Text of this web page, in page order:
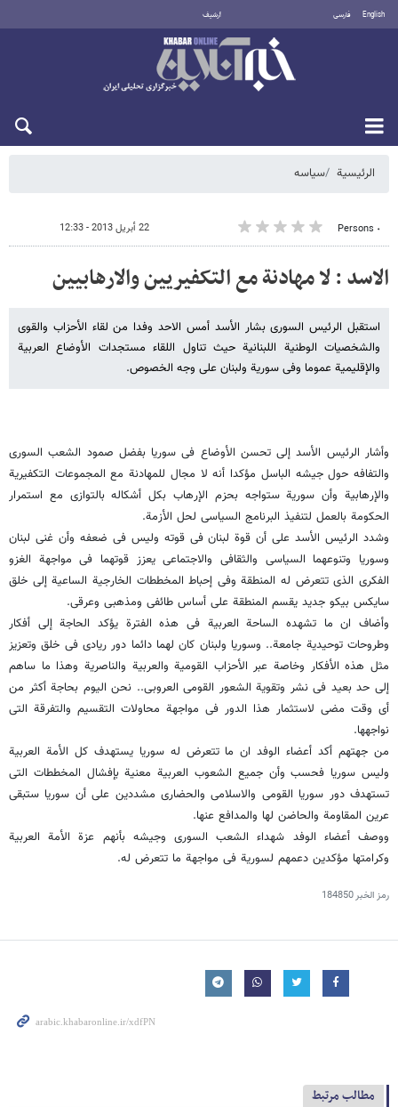
English فارسی أرشيف
الرئيسية سیاسه
٠ Persons 22 أبريل 2013 - 12:33
الاسد : لا مهادنة مع التکفیریین والارهابیین
استقبل الرئیس السوری بشار الأسد أمس الاحد وفدا من لقاء الأحزاب والقوى
والشخصیات الوطنیة اللبنانیة حیث تناول اللقاء مستجدات الأوضاع العربیة
والإقلیمیة عموما وفی سوریة ولبنان على وجه الخصوص.
وأشار الرئیس الأسد إلى تحسن الأوضاع فی سوریا بفضل صمود الشعب السوری
والتفافه حول جیشه الباسل مؤکدا أنه لا مجال للمهادنة مع المجموعات التکفیریة
والإرهابیة وأن سوریة ستواجه بحزم الإرهاب بکل أشکاله بالتوازی مع استمرار
الحکومة بالعمل لتنفیذ البرنامج السیاسی لحل الأزمة.
وشدد الرئیس الأسد على أن قوة لبنان فی قوته ولیس فی ضعفه وأن غنى لبنان
وسوریا وتنوعهما السیاسی والثقافی والاجتماعی یعزز قوتهما فی مواجهة الغزو
الفکری الذی تتعرض له المنطقة وفی إحباط المخططات الخارجیة الساعیة إلى خلق
سایکس بیکو جدید یقسم المنطقة على أساس طائفی ومذهبی وعرقی.
وأضاف ان ما تشهده الساحة العربیة فی هذه الفترة یؤکد الحاجة إلى أفکار
وطروحات توحیدیة جامعة.. وسوریا ولبنان کان لهما دائما دور ریادی فی خلق وتعزیز
مثل هذه الأفکار وخاصة عبر الأحزاب القومیة والعربیة والناصریة وهذا ما ساهم
إلى حد بعید فی نشر وتقویة الشعور القومی العروبی.. نحن الیوم بحاجة أکثر من
أی وقت مضى لاستثمار هذا الدور فی مواجهة محاولات التقسیم والتفرقة التی
نواجهها.
من جهتهم أکد أعضاء الوفد ان ما تتعرض له سوریا یستهدف کل الأمة العربیة
ولیس سوریا فحسب وأن جمیع الشعوب العربیة معنیة بإفشال المخططات التی
تستهدف دور سوریا القومی والاسلامی والحضاری مشددین على أن سوریا ستبقى
عرین المقاومة والحاضن لها والمدافع عنها.
ووصف أعضاء الوفد شهداء الشعب السوری وجیشه بأنهم عزة الأمة العربیة
وکرامتها مؤکدین دعمهم لسوریة فی مواجهة ما تتعرض له.
رمز الخبر184850
مطالب مرتبط